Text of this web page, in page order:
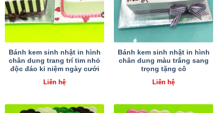
Bánh kem sinh nhật in hình
chân dung trang trí tim nhỏ
độc đáo kỉ niệm ngày cưới
Liên hệ
Bánh kem sinh nhật in hình
chân dung màu trắng sang
trọng tặng cô
Liên hệ